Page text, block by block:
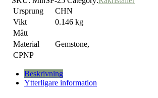
Ursprung
CHN
Vikt
0.146 kg
Mått
Material
Gemstone,
CPNP
Beskrivning
Ytterligare information